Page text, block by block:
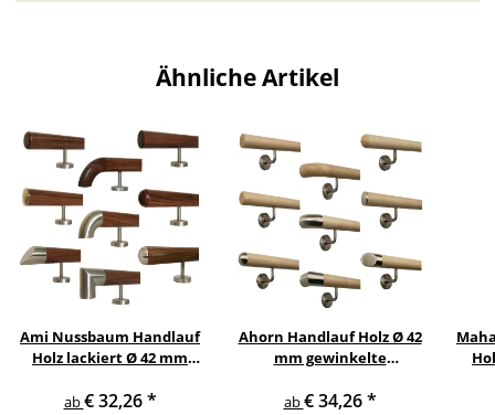
Ähnliche Artikel
Ami Nussbaum Handlauf
Holz lackiert Ø 42 mm
und Enden
ab€ 32,26*
Ahorn Handlauf Holz Ø 42
mm gewinkelte
Enden
ab€ 34,26*